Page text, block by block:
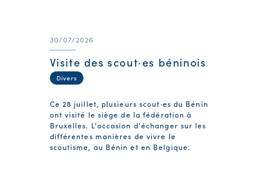
30/07/2026
Visite des scout·es béninois
Divers
Ce 28 juillet, plusieurs scout·es du Bénin
ont visité le siège de la fédération à
Bruxelles. L'occasion d'échanger sur les
différentes manières de vivre le
scoutisme, au Bénin et en Belgique.